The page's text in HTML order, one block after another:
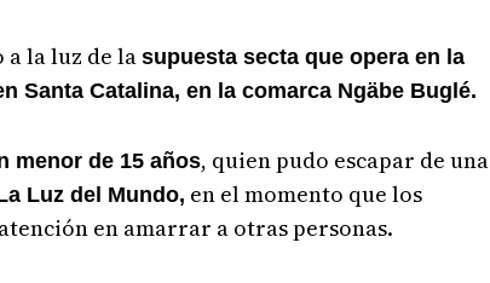
la luz de la supuesta secta que opera en la
Santa Catalina, en la comarca Ngäbe Buglé.
menor de 15 años, quien pudo escapar de una
Luz del Mundo, en el momento que los
en amarrar a otras personas.